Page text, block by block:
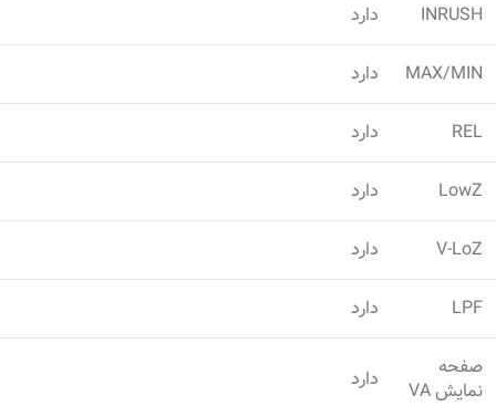
INRUSH دارد
MAX/MIN دارد
REL دارد
LowZ دارد
V-LoZ دارد
LPF دارد
صفحه
نمایش VA
دارد